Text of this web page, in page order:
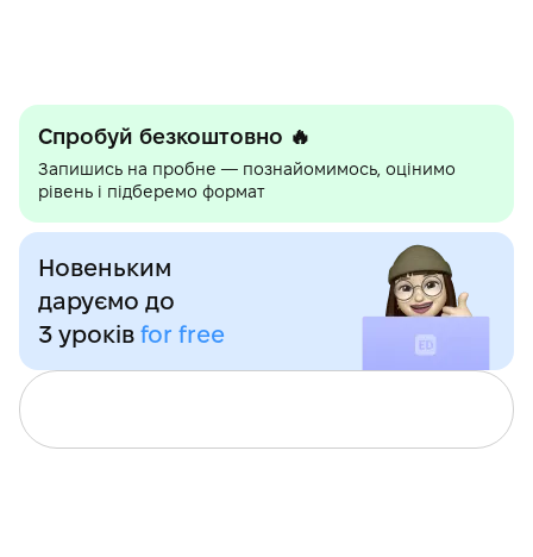
Спробуй безкоштовно 🔥
Запишись на пробне — познайомимось, оцінимо
рівень і підберемо формат
Новеньким
даруємо до
3 уроків for free